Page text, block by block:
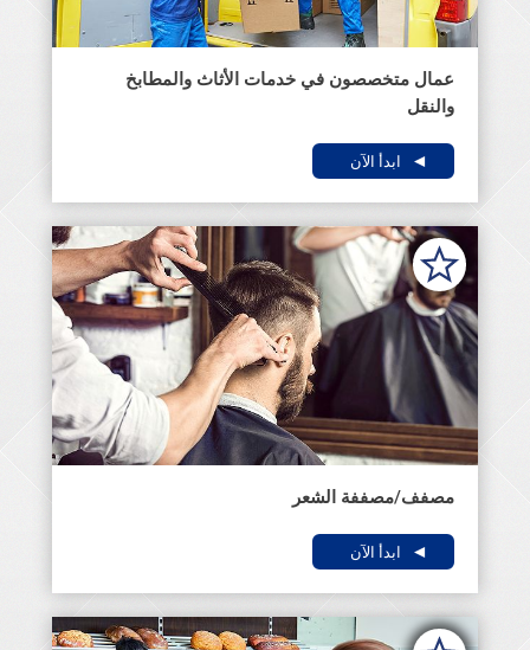
عمال متخصصون في خدمات الأثاث والمطابخ
والنقل
ابدأ الآن
مصفف/مصففة الشعر
ابدأ الآن